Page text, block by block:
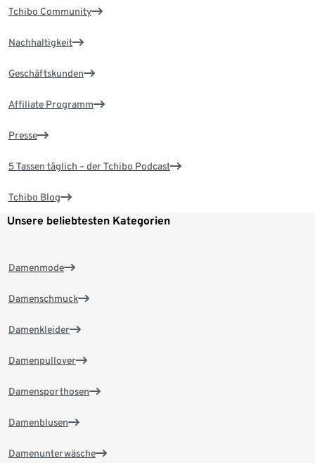
Tchibo Community
Nachhaltigkeit
Geschäftskunden
Affiliate Programm
Presse
5 Tassen täglich – der Tchibo Podcast
Tchibo Blog
Unsere beliebtesten Kategorien
Damenmode
Damenschmuck
Damenkleider
Damenpullover
Damensporthosen
Damenblusen
Damenunterwäsche